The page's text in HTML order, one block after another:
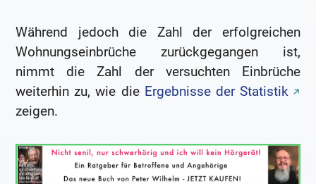
Während jedoch die Zahl der erfolgreichen
Wohnungseinbrüche zurückgegangen ist,
nimmt die Zahl der versuchten Einbrüche
weiterhin zu, wie die Ergebnisse der Statistik
zeigen.